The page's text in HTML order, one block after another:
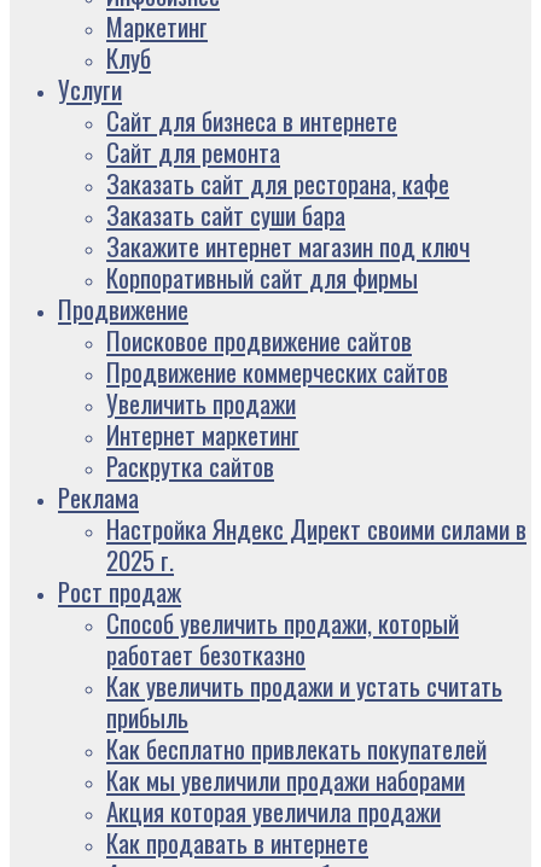
Маркетинг
Клуб
Услуги
Сайт для бизнеса в интернете
Сайт для ремонта
Заказать сайт для ресторана, кафе
Заказать сайт суши бара
Закажите интернет магазин под ключ
Корпоративный сайт для фирмы
Продвижение
Поисковое продвижение сайтов
Продвижение коммерческих сайтов
Увеличить продажи
Интернет маркетинг
Раскрутка сайтов
Реклама
Настройка Яндекс Директ своими силами в
2025 г.
Рост продаж
Способ увеличить продажи, который
работает безотказно
Как увеличить продажи и устать считать
прибыль
Как бесплатно привлекать покупателей
Как мы увеличили продажи наборами
Акция которая увеличила продажи
Как продавать в интернете